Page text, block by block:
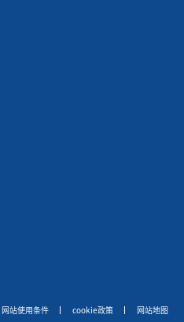
网站使用条件 cookie政策 网站地图